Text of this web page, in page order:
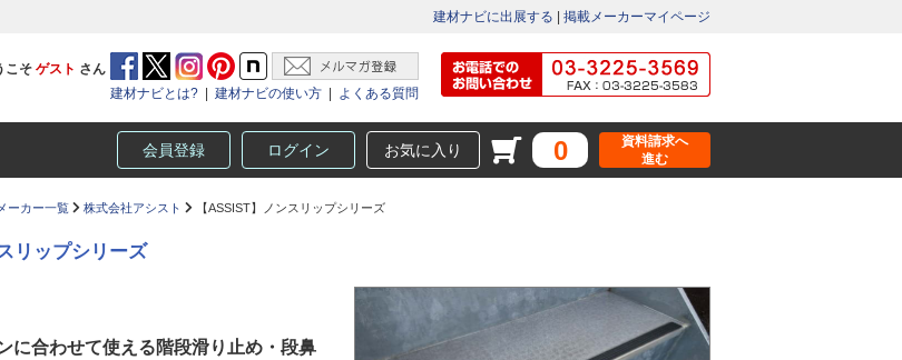
建材ナビに出展する 掲載メーカーマイページ
こそ ゲスト さん
建材ナビとは?
建材ナビの使い方 よくある質問
会員登録 ログイン お気に入り 0
資料請求へ
進む
ーカー一覧 株式会社アシスト 【ASSIST】ノンスリップシリーズ
リップシリーズ
に合わせて使える階段滑り止め・段鼻